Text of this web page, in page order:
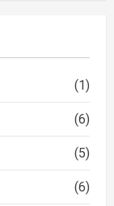
(1)
(6)
(5)
(6)